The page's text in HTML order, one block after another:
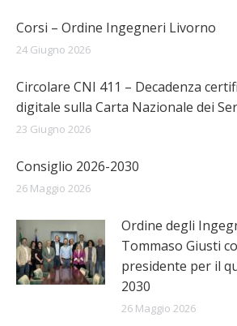
Corsi – Ordine Ingegneri Livorno
24 Giugno 2026
Circolare CNI 411 – Decadenza
digitale sulla Carta Nazionale dei
23 Giugno 2026
Consiglio 2026-2030
26 Maggio 2026
Ordine degli
Tommaso Giusti
presidente per il
2030
26 Maggio 2026